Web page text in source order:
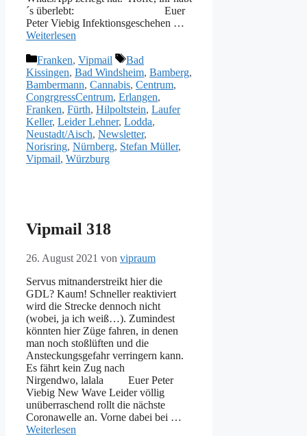
´s überlebt: Euer
Peter Viebig Infektionsgeschehen …
Weiterlesen
Kategorien
Franken, Vipmail Schlagwörter
Bad
Kissingen, Bad Windsheim, Bamberg,
Bambermann, Cannabis, Centrum,
CongrgressCentrum, Erlangen,
Franken, Fürth, Hilpoltstein, Laufer
Keller, Leider Lehner, Lodda,
Neustadt/Aisch, Newsletter,
Norisring, Nürnberg, Stefan Müller,
Vipmail, Würzburg
Vipmail 318
26. August 2021 von vipraum
Servus mitnanderstreikt hier die
GDL? Kaum! Schneller reaktiviert
wird die Strecke dennoch nicht
(wobei, ja ich weiß…). Zumindest
könnten hier Züge fahren, in denen
man noch stoßlüften und die
Ansteckungsgefahr verringern kann.
Es fährt kein Zug nach
Nirgendwo, lalala Euer Peter
Viebig New Wave Leider völlig
unüberraschend rollt die nächste
Coronawelle an. Vorne dabei bei …
Weiterlesen